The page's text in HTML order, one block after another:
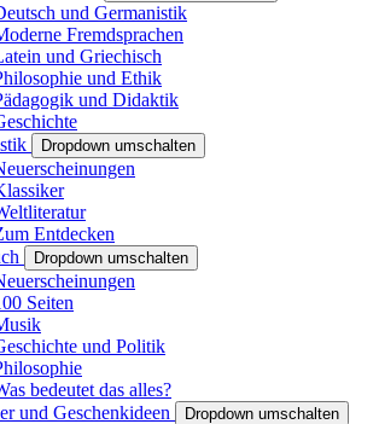
und Germanistik
Fremdsprachen
und Griechisch
und Ethik
und Didaktik
Dropdown umschalten
Entdecken
Dropdown umschalten
Seiten
und Politik
bedeutet das alles?
und Geschenkideen
Dropdown umschalten